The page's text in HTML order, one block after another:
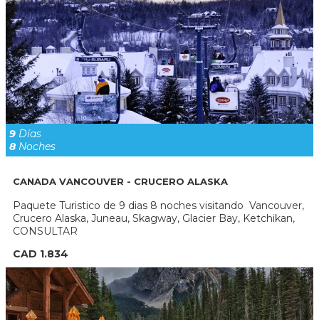
9 Días
8 Noches
CANADA VANCOUVER - CRUCERO ALASKA
Paquete Turistico de 9 dias 8 noches visitando Vancouver,
Crucero Alaska, Juneau, Skagway, Glacier Bay, Ketchikan,
CONSULTAR
CAD 1.834